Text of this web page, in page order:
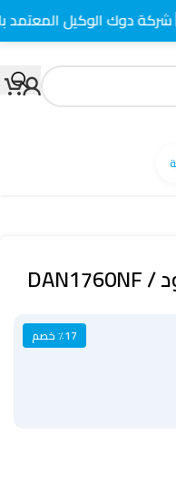
٪17 خصم